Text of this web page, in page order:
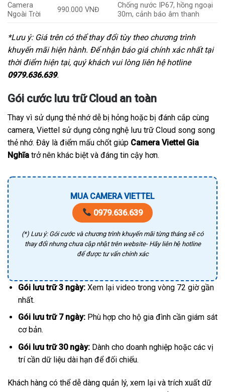
Camera
Ngoài Trời
990.000 VNĐ
Chống nước IP67, hồng ngoại
30m, cảnh báo âm thanh
*Lưu ý: Giá trên có thể thay đổi tùy theo chương trình
khuyến mãi hiện hành. Để nhận báo giá chính xác nhất tại
thời điểm hiện tại, quý khách vui lòng liên hệ hotline
0979.636.639.
Gói cước lưu trữ Cloud an toàn
Thay vì sử dụng thẻ nhớ dễ bị hỏng hoặc bị đánh cắp cùng
camera, Viettel sử dụng công nghệ lưu trữ Cloud song song
thẻ nhớ. Đây là điểm mấu chốt giúp Camera Viettel Gia
Nghĩa trở nên khác biệt và đáng tin cậy hơn.
MUA CAMERA VIETTEL
0979.636.639
(*) Lưu ý: Gói cước và chương trình khuyến mãi từng tháng sẽ có
thay đổi nhưng chưa cập nhật trên website- Hãy liên hệ hotline
để được tư vấn chính xác
Gói lưu trữ 3 ngày:Xem lại video trong vòng 72 giờ gần
nhất.
Gói lưu trữ 7 ngày:Phù hợp cho hộ gia đình cần giám sát
cơ bản.
Gói lưu trữ 30 ngày:Dành cho doanh nghiệp hoặc các vị
trí cần dữ liệu dài hạn để đối chiếu.
Khách hàng có thể dễ dàng quản lý, xem lại và trích xuất dữ